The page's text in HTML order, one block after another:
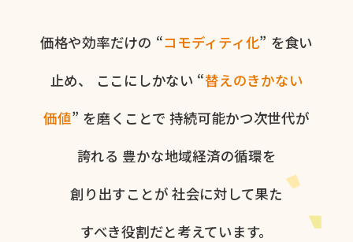
価格や​効率だけの​ “コモディティ化” を​食い​
止め、
ここに​しかない​ “替えの​きかない​
価値” を​磨く​ことで 持続可能かつ次世代が​
誇れる 豊かな​地域経済の​循環を​
創り出すことが 社会に​対して​果た​
すべき役割だと​考えています。​